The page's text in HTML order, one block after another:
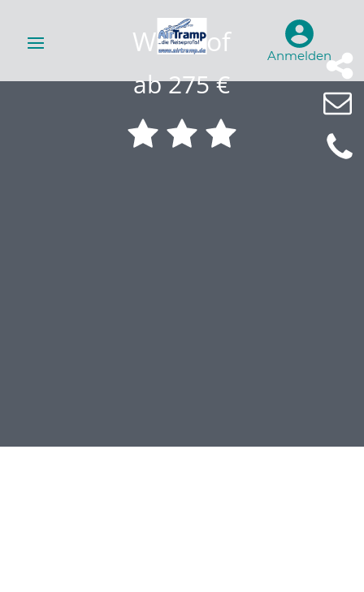
Anmelden
Wieshof
ab 275 €